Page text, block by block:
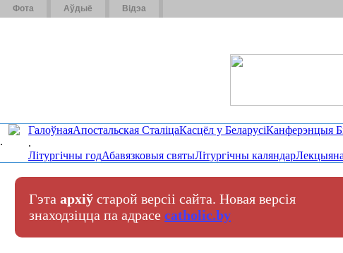
Фота Аўдыё Відэа
.
ГалоўнаяАпостальская СталіцаКасцёл у БеларусіКанферэнцыя
.
Літургічны годАбавязковыя святыЛітургічны каляндар
Гэта архіў старой версіі сайта. Новая версія
знаходзіцца па адрасе catholic.by